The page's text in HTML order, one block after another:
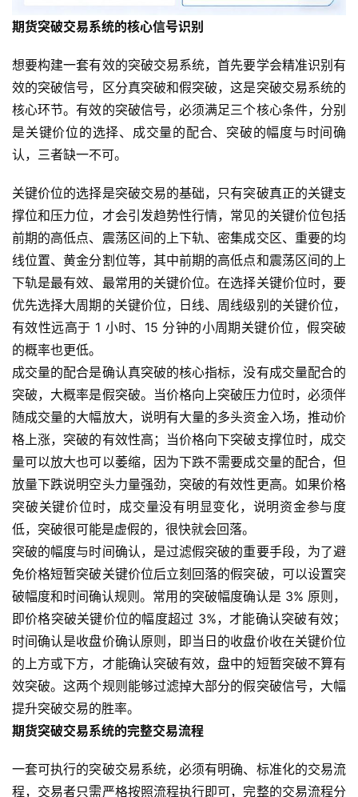
期货突破交易系统的核心信号识别
想要构建一套有效的突破交易系统，首先要学会精准识别有
效的突破信号，区分真突破和假突破，这是突破交易系统的
核心环节。有效的突破信号，必须满足三个核心条件，分别
是关键价位的选择、成交量的配合、突破的幅度与时间确
认，三者缺一不可。
关键价位的选择是突破交易的基础，只有突破真正的关键支
撑位和压力位，才会引发趋势性行情，常见的关键价位包括
前期的高低点、震荡区间的上下轨、密集成交区、重要的均
线位置、黄金分割位等，其中前期的高低点和震荡区间的上
下轨是最有效、最常用的关键价位。在选择关键价位时，要
优先选择大周期的关键价位，日线、周线级别的关键价位，
有效性远高于 1 小时、15 分钟的小周期关键价位，假突破
的概率也更低。
成交量的配合是确认真突破的核心指标，没有成交量配合的
突破，大概率是假突破。当价格向上突破压力位时，必须伴
随成交量的大幅放大，说明有大量的多头资金入场，推动价
格上涨，突破的有效性高；当价格向下突破支撑位时，成交
量可以放大也可以萎缩，因为下跌不需要成交量的配合，但
放量下跌说明空头力量强劲，突破的有效性更高。如果价格
突破关键价位时，成交量没有明显变化，说明资金参与度
低，突破很可能是虚假的，很快就会回落。
突破的幅度与时间确认，是过滤假突破的重要手段，为了避
免价格短暂突破关键价位后立刻回落的假突破，可以设置突
破幅度和时间确认规则。常用的突破幅度确认是 3% 原则，
即价格突破关键价位的幅度超过 3%，才能确认突破有效；
时间确认是收盘价确认原则，即当日的收盘价收在关键价位
的上方或下方，才能确认突破有效，盘中的短暂突破不算有
效突破。这两个规则能够过滤掉大部分的假突破信号，大幅
提升突破交易的胜率。
期货突破交易系统的完整交易流程
一套可执行的突破交易系统，必须有明确、标准化的交易流
程，交易者只需严格按照流程执行即可，完整的交易流程分